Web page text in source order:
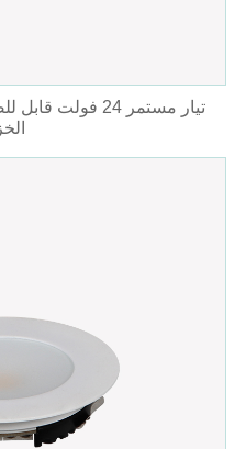
تيار مستمر 24